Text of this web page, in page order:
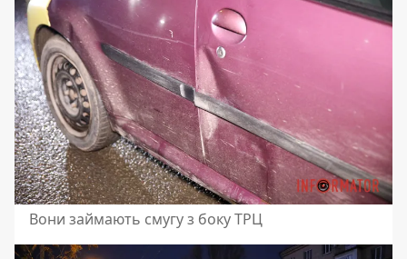
Вони займають смугу з боку ТРЦ